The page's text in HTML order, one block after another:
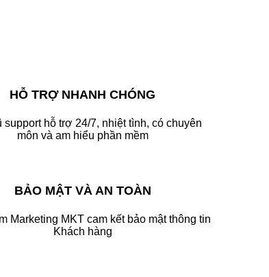
HỖ TRỢ NHANH CHÓNG
support hỗ trợ 24/7, nhiệt tình, có chuyên
môn và am hiểu phần mềm
BẢO MẬT VÀ AN TOÀN
Marketing MKT cam kết bảo mật thông tin
Khách hàng